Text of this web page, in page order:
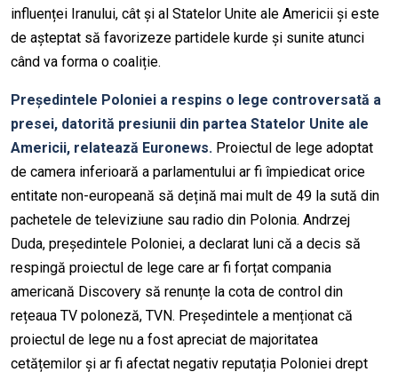
influenței Iranului, cât și al Statelor Unite ale Americii și este
de așteptat să favorizeze partidele kurde și sunite atunci
când va forma o coaliție.
Președintele Poloniei a respins o lege controversată a
presei, datorită presiunii din partea Statelor Unite ale
Americii, relatează Euronews. Proiectul de lege adoptat
de camera inferioară a parlamentului ar fi împiedicat orice
entitate non-europeană să dețină mai mult de 49 la sută din
pachetele de televiziune sau radio din Polonia. Andrzej
Duda, președintele Poloniei, a declarat luni că a decis să
respingă proiectul de lege care ar fi forțat compania
americană Discovery să renunțe la cota de control din
rețeaua TV poloneză, TVN. Președintele a menționat că
proiectul de lege nu a fost apreciat de majoritatea
cetățemilor și ar fi afectat negativ reputația Poloniei drept